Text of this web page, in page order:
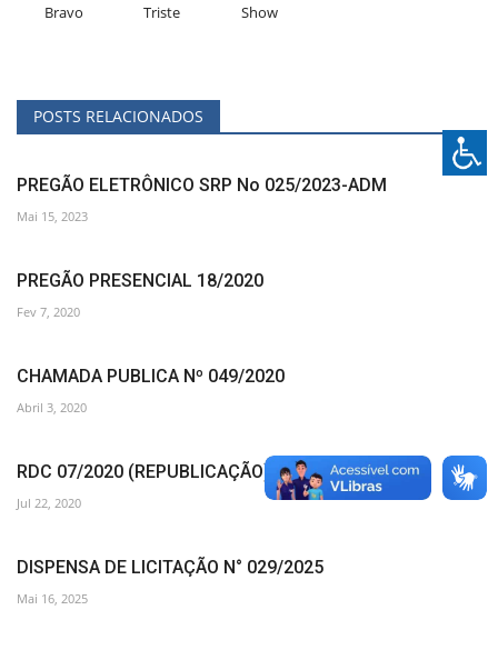
Bravo Triste Show
POSTS RELACIONADOS
PREGÃO ELETRÔNICO SRP No 025/2023-ADM
Mai 15, 2023
PREGÃO PRESENCIAL 18/2020
Fev 7, 2020
CHAMADA PUBLICA Nº 049/2020
Abril 3, 2020
RDC 07/2020 (REPUBLICAÇÃO)
Jul 22, 2020
DISPENSA DE LICITAÇÃO N° 029/2025
Mai 16, 2025